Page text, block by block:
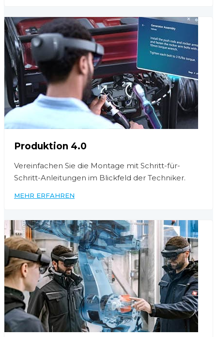
Produktion 4.0
Vereinfachen Sie die Montage mit Schritt-für-
Schritt-Anleitungen im Blickfeld der Techniker.
MEHR ERFAHREN